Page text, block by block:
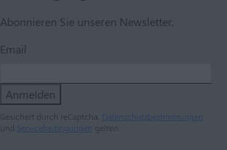
Abonnieren Sie unseren Newsletter.
Email
Anmelden
Gesichert durch reCaptcha, Datenschutzbestimmungen
und Servicebedingungen gelten.